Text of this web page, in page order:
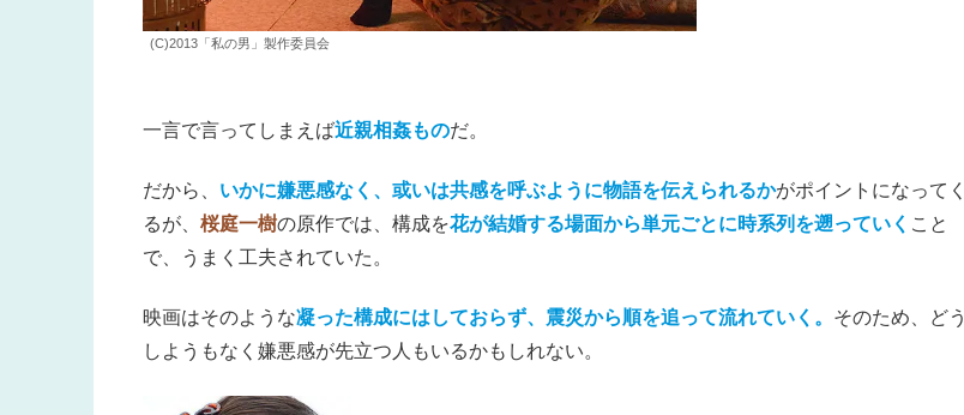
(C)2013「私の男」製作委員会
一言で言ってしまえば近親相姦ものだ。
だから、 いかに嫌悪感なく、或いは共感を呼ぶように物語を伝えられるかがポイントになってく
るが、 桜庭一樹の原作では、構成を花が結婚する場面から単元ごとに時系列を遡っていく こと
で、うまく工夫されていた。
映画はそのような凝った構成にはしておらず、震災から順を追って流れていく。 そのため、どう
しようもなく嫌悪感が先立つ人もいるかもしれない。